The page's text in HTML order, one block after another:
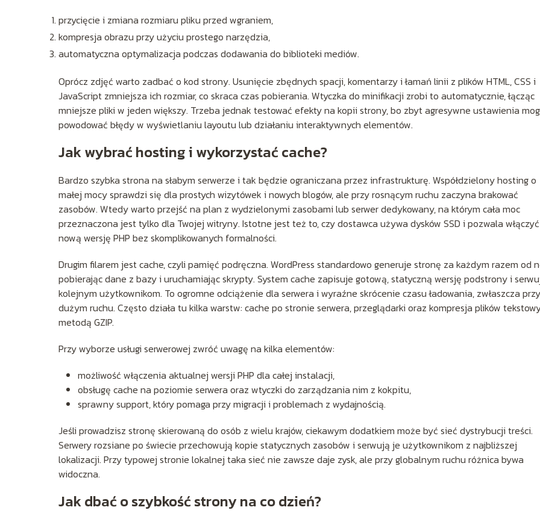
przycięcie i zmiana rozmiaru pliku przed wgraniem,
kompresja obrazu przy użyciu prostego narzędzia,
automatyczna optymalizacja podczas dodawania do biblioteki mediów.
Oprócz zdjęć warto zadbać o kod strony. Usunięcie zbędnych spacji, komentarzy i łamań linii z plików HTML, CSS i
JavaScript zmniejsza ich rozmiar, co skraca czas pobierania. Wtyczka do minifikacji zrobi to automatycznie, łącząc
mniejsze pliki w jeden większy. Trzeba jednak testować efekty na kopii strony, bo zbyt agresywne ustawienia
powodować błędy w wyświetlaniu layoutu lub działaniu interaktywnych elementów.
Jak wybrać hosting i wykorzystać cache?
Bardzo szybka strona na słabym serwerze i tak będzie ograniczana przez infrastrukturę. Współdzielony hosting o
małej mocy sprawdzi się dla prostych wizytówek i nowych blogów, ale przy rosnącym ruchu zaczyna brakować
zasobów. Wtedy warto przejść na plan z wydzielonymi zasobami lub serwer dedykowany, na którym cała moc
przeznaczona jest tylko dla Twojej witryny. Istotne jest też to, czy dostawca używa dysków SSD i pozwala włączyć
nową wersję PHP bez skomplikowanych formalności.
Drugim filarem jest cache, czyli pamięć podręczna. WordPress standardowo generuje stronę za każdym razem od
pobierając dane z bazy i uruchamiając skrypty. System cache zapisuje gotową, statyczną wersję podstrony i
kolejnym użytkownikom. To ogromne odciążenie dla serwera i wyraźne skrócenie czasu ładowania, zwłaszcza przy
dużym ruchu. Często działa tu kilka warstw: cache po stronie serwera, przeglądarki oraz kompresja plików
metodą GZIP.
Przy wyborze usługi serwerowej zwróć uwagę na kilka elementów:
możliwość włączenia aktualnej wersji PHP dla całej instalacji,
obsługę cache na poziomie serwera oraz wtyczki do zarządzania nim z kokpitu,
sprawny support, który pomaga przy migracji i problemach z wydajnością.
Jeśli prowadzisz stronę skierowaną do osób z wielu krajów, ciekawym dodatkiem może być sieć dystrybucji treści.
Serwery rozsiane po świecie przechowują kopie statycznych zasobów i serwują je użytkownikom z najbliższej
lokalizacji. Przy typowej stronie lokalnej taka sieć nie zawsze daje zysk, ale przy globalnym ruchu różnica bywa
widoczna.
Jak dbać o szybkość strony na co dzień?